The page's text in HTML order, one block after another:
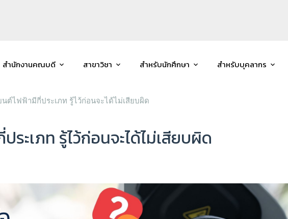
สำนักงานคณบดี สาขาวิชา สำหรับนักศึกษา สำหรับบุคลากร
นต์ไฟฟ้ามีกี่ประเภท รู้ไว้ก่อนจะได้ไม่เสียบผิด
ะเภท รู้ไว้ก่อนจะได้ไม่เสียบผิด